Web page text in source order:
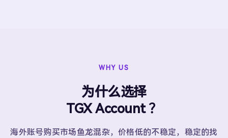
WHY US
为什么选择
TGX Account ？
海外账号购买市场鱼龙混杂，价格低的不稳定，稳定的找